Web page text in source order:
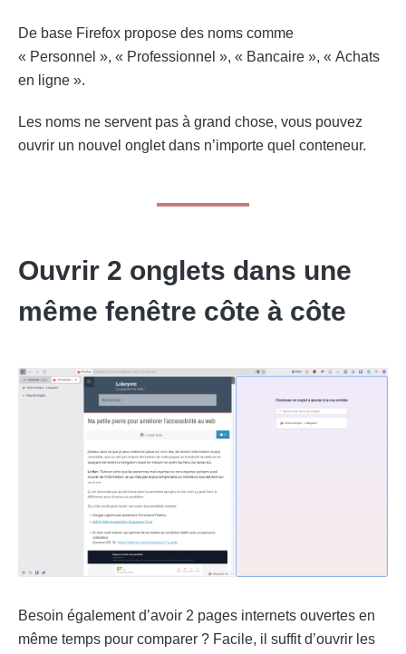
De base Firefox propose des noms comme
« Personnel », « Professionnel », « Bancaire », « Achats
en ligne ».
Les noms ne servent pas à grand chose, vous pouvez
ouvrir un nouvel onglet dans n’importe quel conteneur.
Ouvrir 2 onglets dans une
même fenêtre côte à côte
Besoin également d’avoir 2 pages internets ouvertes en
même temps pour comparer ? Facile, il suffit d’ouvrir les